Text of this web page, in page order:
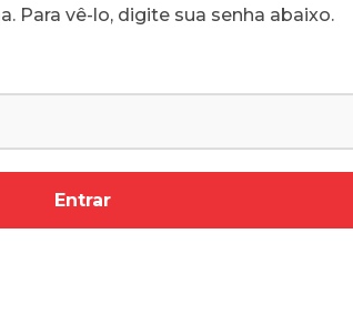
Para vê-lo, digite sua senha abaixo.